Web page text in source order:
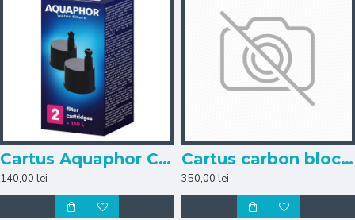
Cartus Aquaphor City (2buc) p/u sticla
140,00 lei
Cartus carbon bloc (ME-Compact CTO-10)
350,00 lei